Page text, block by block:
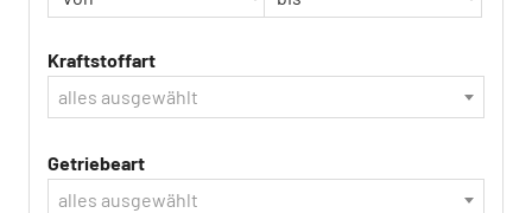
Kraftstoffart
alles ausgewählt
Getriebeart
alles ausgewählt